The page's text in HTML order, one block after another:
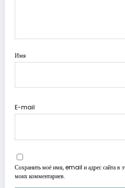
Имя
E-mail
Сохранить моё имя, email и адрес сайта в
моих комментариев.